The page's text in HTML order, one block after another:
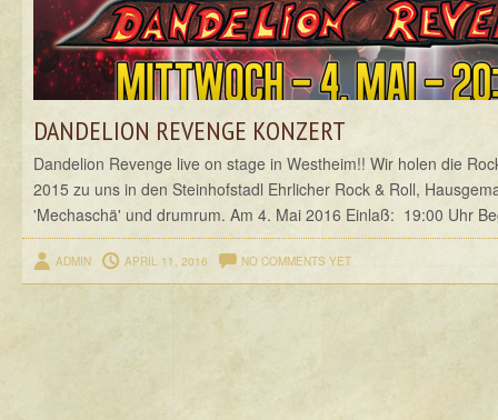
DANDELION REVENGE KONZERT
Dandelion Revenge live on stage in Westheim!! Wir holen die
2015 zu uns in den Steinhofstadl Ehrlicher Rock & Roll,
'Mechaschä' und drumrum. Am 4. Mai 2016 Einlaß: 19:00 Uhr
ADMIN APRIL 11, 2016 NO COMMENTS YET